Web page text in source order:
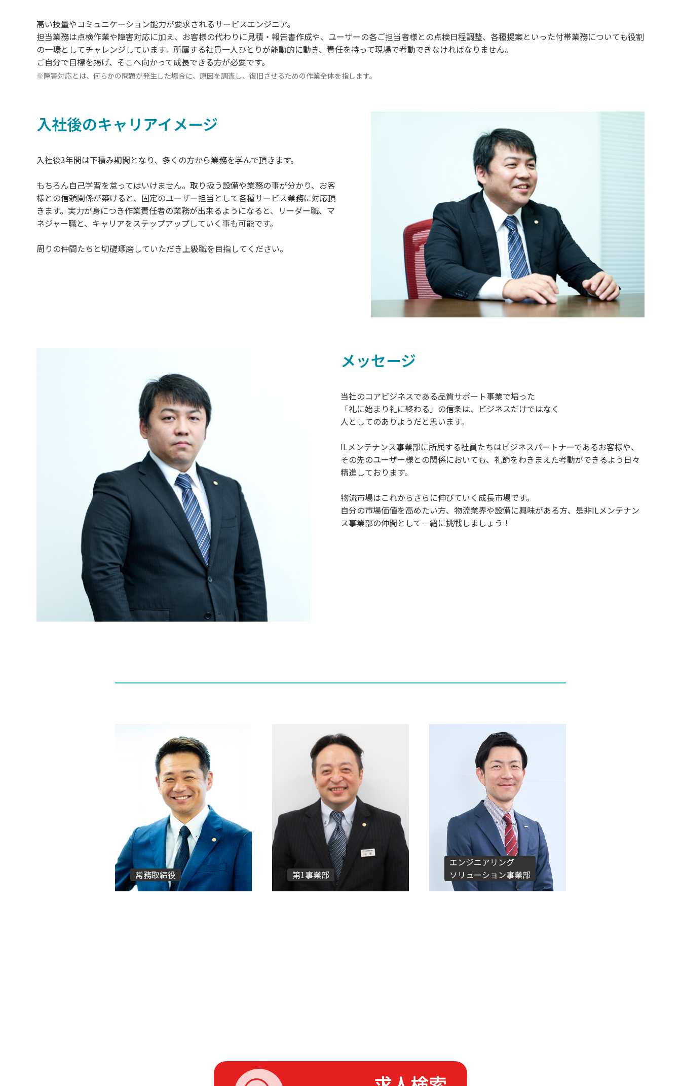
高い技量やコミュニケーション能力が要求されるサービスエンジニア。
担当業務は点検作業や障害対応に加え、お客様の代わりに見積・報告書作成や、ユーザーの各ご担当者様との点検日程調整、各種提案といった付帯業務についても役割
の一環としてチャレンジしています。所属する社員一人ひとりが能動的に動き、責任を持って現場で考動できなければなりません。
ご自分で目標を掲げ、そこへ向かって成長できる方が必要です。
※障害対応とは、何らかの問題が発生した場合に、原因を調査し、復旧させるための作業全体を指します。
入社後のキャリアイメージ
入社後3年間は下積み期間となり、多くの方から業務を学んで頂きます。
もちろん自己学習を怠ってはいけません。取り扱う設備や業務の事が分かり、お客
様との信頼関係が築けると、固定のユーザー担当として各種サービス業務に対応頂
きます。実力が身につき作業責任者の業務が出来るようになると、リーダー職、マ
ネジャー職と、キャリアをステップアップしていく事も可能です。
周りの仲間たちと切磋琢磨していただき上級職を目指してください。
メッセージ
当社のコアビジネスである品質サポート事業で培った
「礼に始まり礼に終わる」の信条は、ビジネスだけではなく
人としてのありようだと思います。
ILメンテナンス事業部に所属する社員たちはビジネスパートナーであるお客様や、
その先のユーザー様との関係においても、礼節をわきまえた考動ができるよう日々
精進しております。
物流市場はこれからさらに伸びていく成長市場です。
自分の市場価値を高めたい方、物流業界や設備に興味がある方、是非ILメンテナン
ス事業部の仲間として一緒に挑戦しましょう！
常務取締役 第1事業部
エンジニアリング
ソリューション事業部